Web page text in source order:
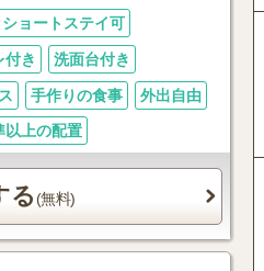
ショートステイ可
付き 洗面台付き
手作りの食事 外出自由
以上の配置
る (無料)